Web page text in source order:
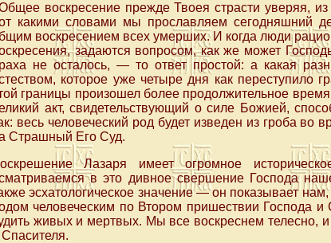
воскресение прежде Твоея страсти уверяя,
какими словами мы прославляем сегодняшний
воскресением всех умерших. И когда люди
задаются вопросом, как же может
не осталось, — то ответ простой: а какая
которое уже четыре дня как переступило
границы произошел более продолжительное
акт, свидетельствующий о силе Божией,
весь человеческий род будет изведен из гроба
Страшный Его Суд.
Лазаря имеет огромное
в это дивное свершение Господа
эсхатологическое значение — он показывает
человеческим по Втором пришествии Господа и
живых и мертвых. Мы все воскреснем телесно, и
Спасителя.